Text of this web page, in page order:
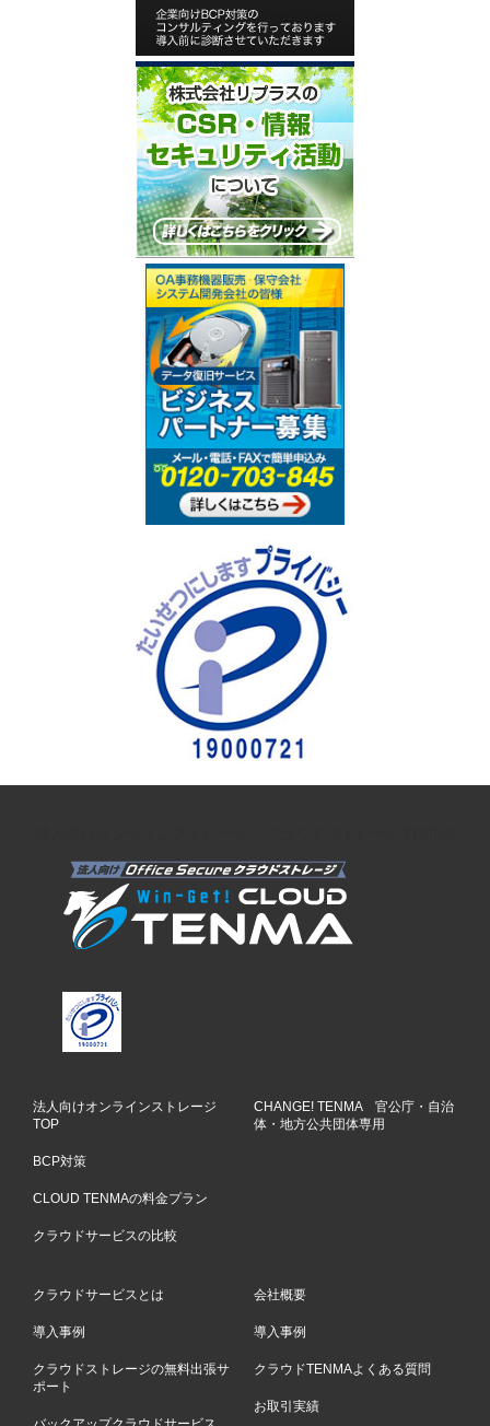
法人向けオンラインストレージ
TOP
BCP対策
CLOUD TENMAの料金プラン
クラウドサービスの比較
CHANGE! TENMA 官公庁・自治
体・地方公共団体専用
クラウドサービスとは
導入事例
クラウドストレージの無料出張サ
ポート
会社概要
導入事例
クラウドTENMAよくある質問
お取引実績